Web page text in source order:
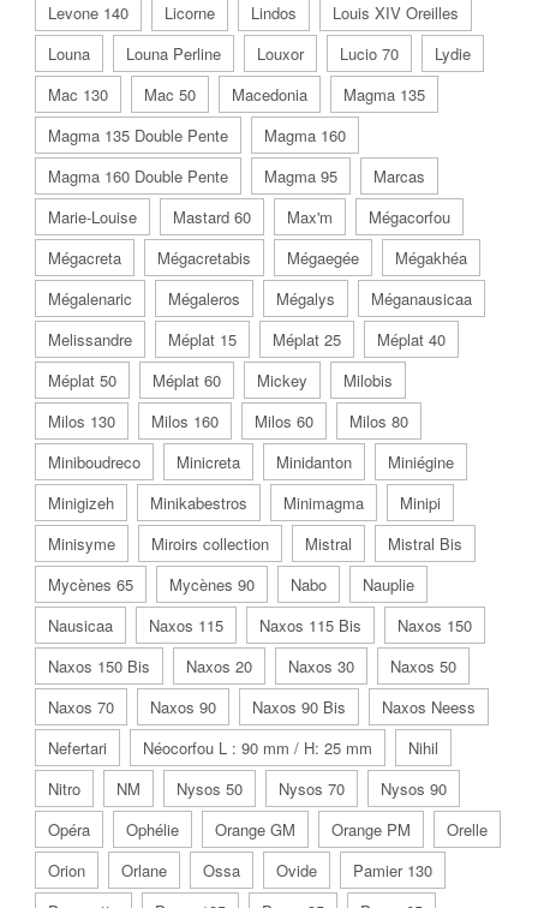
Levone 140
Licorne Lindos
Louis XIV Oreilles
Louna
Louna Perline Louxor Lucio 70
Lydie
Mac 130
Mac 50 Macedonia
Magma 135
Magma 135 Double Pente
Magma 160
Magma 160 Double Pente
Magma 95
Marcas
Marie-Louise
Mastard 60 Max'm
Mégacorfou
Mégacreta
Mégacretabis Mégaegée
Mégakhéa
Mégalenaric
Mégaleros Mégalys
Méganausicaa
Melissandre
Méplat 15 Méplat 25
Méplat 40
Méplat 50
Méplat 60 Mickey
Milobis
Milos 130
Milos 160 Milos 60
Milos 80
Miniboudreco
Minicreta Minidanton
Miniégine
Minigizeh
Minikabestros Minimagma
Minipi
Minisyme
Miroirs collection Mistral
Mistral Bis
Mycènes 65
Mycènes 90 Nabo
Nauplie
Nausicaa
Naxos 115 Naxos 115 Bis
Naxos 150
Naxos 150 Bis
Naxos 20 Naxos 30
Naxos 50
Naxos 70
Naxos 90 Naxos 90 Bis
Naxos Neess
Nefertari
Néocorfou L : 90 mm / H: 25 mm
Nihil
Nitro
NM Nysos 50 Nysos 70
Nysos 90
Opéra
Ophélie Orange GM Orange PM
Orelle
Orion
Orlane Ossa Ovide
Pamier 130